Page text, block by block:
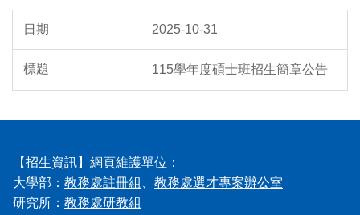
2025-10-31
115學年度碩士班招生簡章公告
【招生資訊】網頁維護單位：
大學部： 教務處註冊組
教務處選才專案辦公室
研究所： 教務處研教組